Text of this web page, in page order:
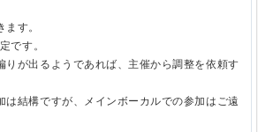
す。
です。
りが出るようであれば、主催から調整を依頼す
は結構ですが、メインボーカルでの参加はご遠